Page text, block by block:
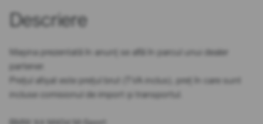
Descriere
Mașina prezentată în anunț se află în parcul unui dealer
partener.
Prețul afișat este prețul brut (TVA inclus), preț în care sunt
incluse comisionul de import și transportul.